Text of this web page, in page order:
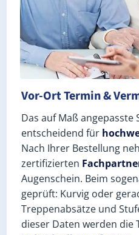
Vor-Ort Termin &
Das auf Maß angepasste
entscheidend für
Nach Ihrer Bestellung
zertifizierten
Augenschein. Beim
geprüft: Kurvig oder
Treppenabsätze und
dieser Daten werden die